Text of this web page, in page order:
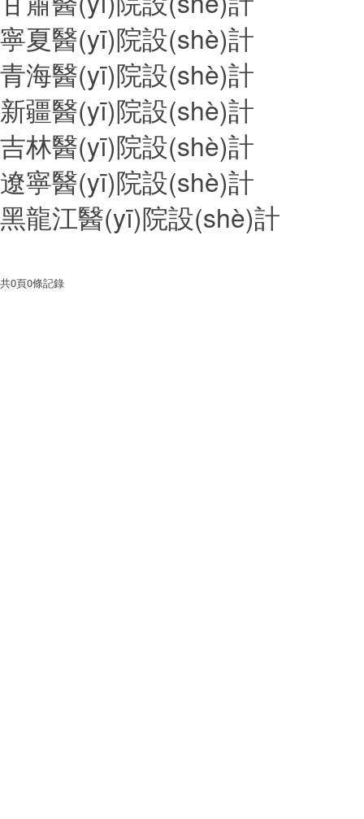
寧夏醫(yī)院設(shè)計
青海醫(yī)院設(shè)計
新疆醫(yī)院設(shè)計
吉林醫(yī)院設(shè)計
遼寧醫(yī)院設(shè)計
黑龍江醫(yī)院設(shè)計
共0頁0條記錄